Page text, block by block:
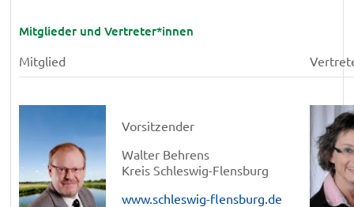
Mitglieder und Vertreter*innen
Mitglied
Vorsitzender
Walter Behrens
Kreis Schleswig-Flensburg
www.schleswig-flensburg.de